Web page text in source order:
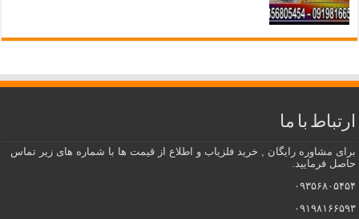
ارتباط با ما
برای مشاوره رایگان , خرید فلزیاب و اطلاع از قیمت ها با شماره های زیر تماس
حاصل فرمایید.
۰۹۳۵۶۸۰۵۴۵۴
۰۹۱۹۸۱۶۶۵۹۳